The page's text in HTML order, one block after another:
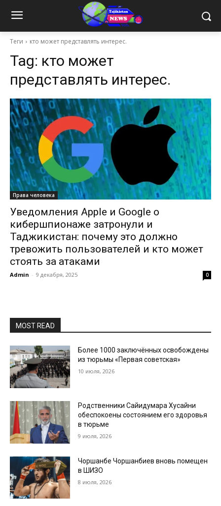
Теги кто может представлять интерес.
Tag: кто может
представлять интерес.
Права человека
Уведомления Apple и Google о
кибершпионаже затронули и
Таджикистан: почему это должно
тревожить пользователей и кто может
стоять за атаками
Admin - 9 декабря, 2025 0
MOST READ
Более 1000 заключённых освобождены
из тюрьмы «Первая советская»
10 июля, 2026
Родственники Сайидумара Хусайни
обеспокоены состоянием его здоровья
в тюрьме
9 июля, 2026
Чоршанбе Чоршанбиев вновь помещен
в ШИЗО
8 июля, 2026